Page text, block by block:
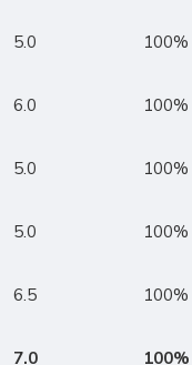
5.0 100%
6.0 100%
5.0 100%
5.0 100%
6.5 100%
7.0 100%